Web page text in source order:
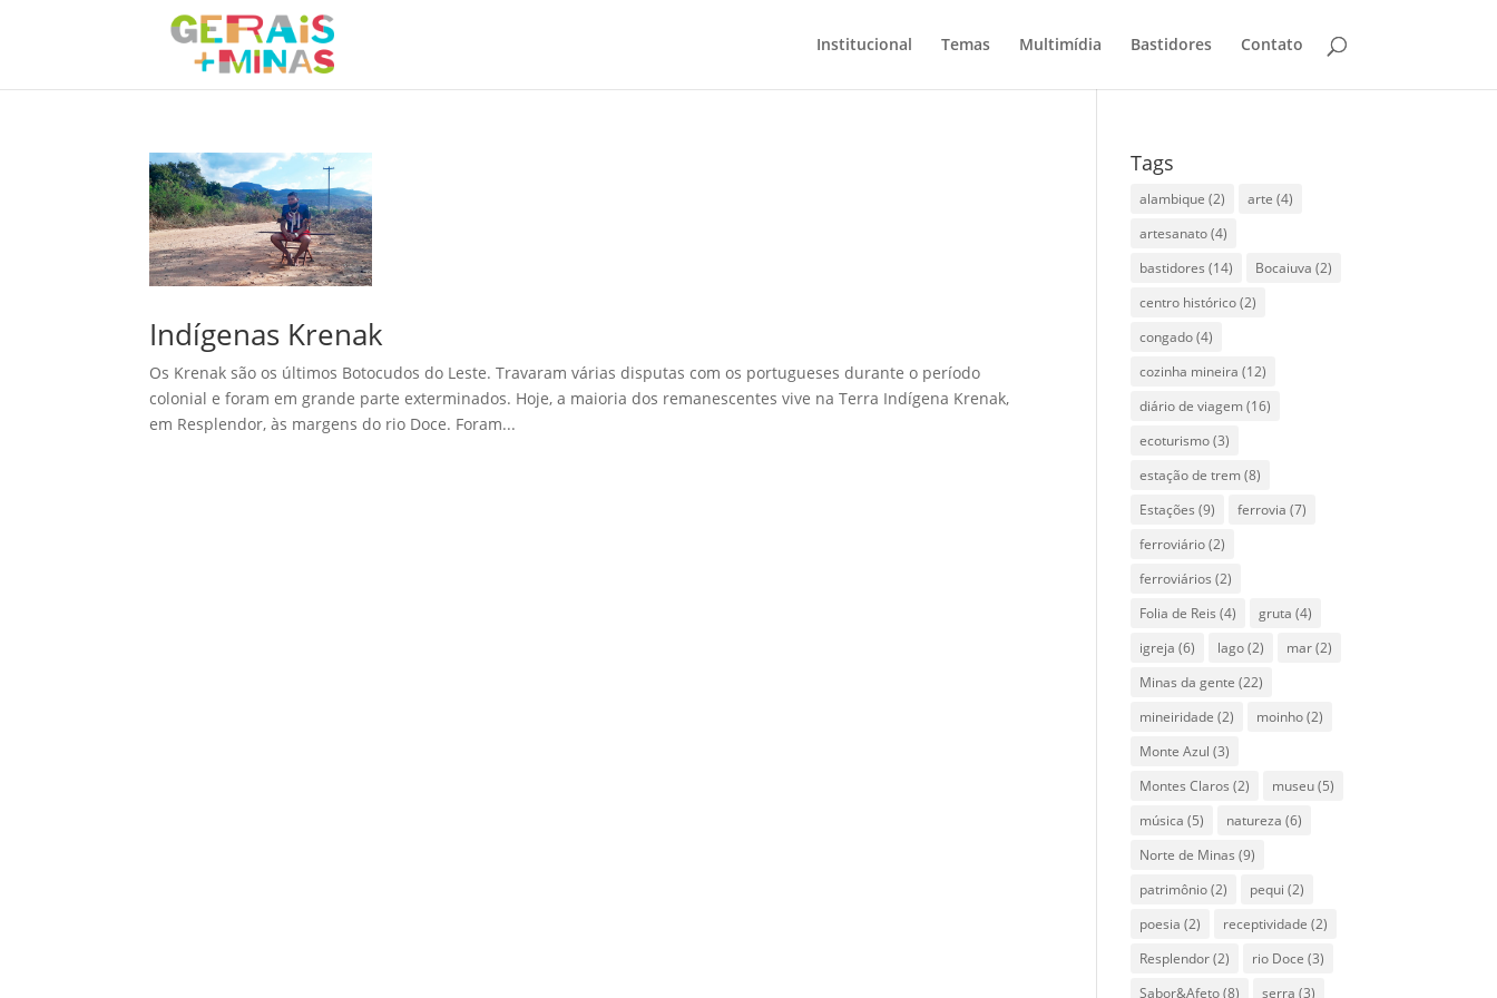
Institucional Temas Multimídia Bastidores Contato
Indígenas Krenak
Os Krenak são os últimos Botocudos do Leste. Travaram várias disputas com os portugueses durante o período
colonial e foram em grande parte exterminados. Hoje, a maioria dos remanescentes vive na Terra Indígena Krenak,
em Resplendor, às margens do rio Doce. Foram...
Tags
alambique (2) arte (4)
artesanato(4)
bastidores (14) Bocaiuva (2)
centro histórico(2)
congado(4)
cozinha mineira (12)
diário de viagem(16)
ecoturismo(3)
estação de trem(8)
Estações (9) ferrovia (7)
ferroviário(2)
ferroviários (2)
Folia de Reis (4) gruta (4)
igreja (6) lago(2) mar(2)
Minas da gente (22)
mineiridade (2) moinho(2)
Monte Azul (3)
Montes Claros (2) museu(5)
música (5) natureza (6)
Norte de Minas (9)
patrimônio(2) pequi (2)
poesia (2) receptividade (2)
Resplendor(2) rio Doce (3)
Sabor&Afeto(8) serra (3)